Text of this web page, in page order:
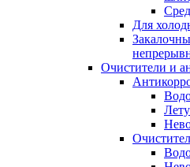
Для
Очистители и